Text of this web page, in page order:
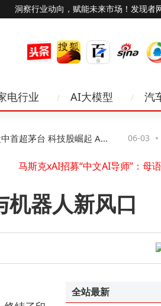
洞察行业动向，赋能未来市场！发现者
电行业 AI大模型 汽
超茅台 科技股崛起 A股 06-03
0
器人新风口
全站最新